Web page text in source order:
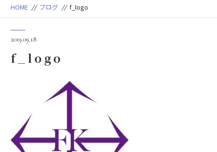
HOME // ブログ // f_logo
2019.09.18
f_logo